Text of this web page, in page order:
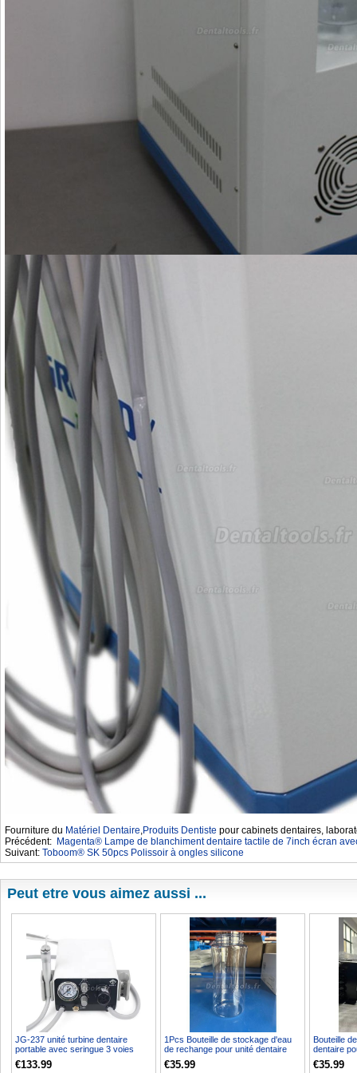
Fourniture du Matériel Dentaire,Produits Dentiste pour cabinets dentaires,
Précédent: Magenta® Lampe de blanchiment dentaire tactile de 7inch écran
Suivant: Toboom® SK 50pcs Polissoir à ongles silicone
Peut etre vous aimez aussi ...
JG-237 unité turbine dentaire
portable avec seringue 3 voies
compatible compress...
€133.99
1Pcs Bouteille de stockage d'eau
de rechange pour unité dentaire
portable Greelo...
€35.99
Bouteille
dentaire
Greeloy
€35.99